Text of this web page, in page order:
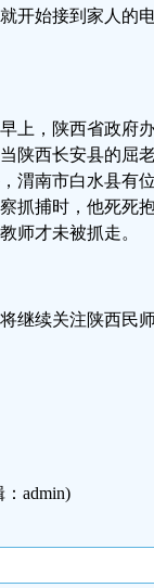
开始接到家人的
上，陕西省政府
陕西长安县的屈
渭南市白水县有
抓捕时，他死死
师才未被抓走。
继续关注陕西民
admin)